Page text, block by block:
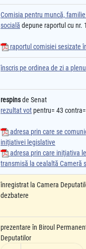
Comisia pentru muncă,
socială depune raportul cu nr.
raportul comisiei sesizate
înscris pe ordinea de zi a
respinsde Senat
rezultat vot pentru= 43
adresa prin care se
iniţiativei legislative
adresa prin care iniţiativa
transmisă la cealaltă Cameră
înregistrat la Camera
dezbatere
prezentare în Biroul
Deputatilor